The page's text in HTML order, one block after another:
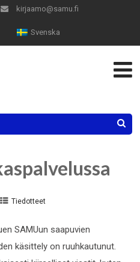
kirjaamo@samu.fi
Svenska
Tiedotteet
SAMUun saapuvien
käsittely on ruuhkautunut.